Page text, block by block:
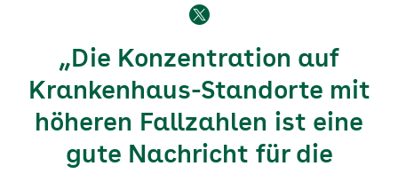
„Die Konzentration auf
Krankenhaus-Standorte mit
höheren Fallzahlen ist eine
gute Nachricht für die